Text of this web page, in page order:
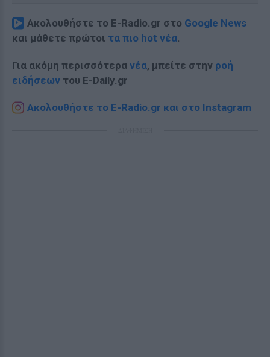
Ακολουθήστε το E-Radio.gr στο Google News
και μάθετε πρώτοι τα πιο hot νέα.
Για ακόμη περισσότερα νέα, μπείτε στην ροή
ειδήσεων του E-Daily.gr
Ακολουθήστε το E-Radio.gr και στο Instagram